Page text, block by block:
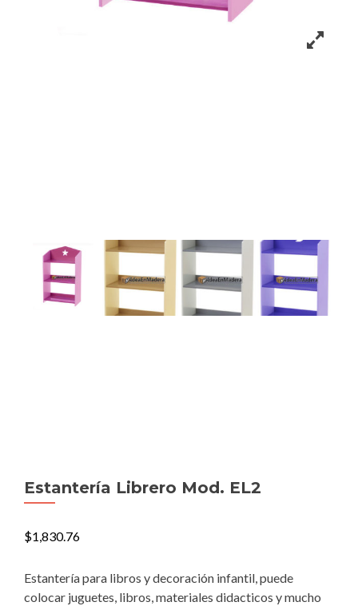
Estantería Librero Mod. EL2
$1,830.76
Estantería para libros y decoración infantil, puede
colocar juguetes, libros, materiales didacticos y mucho